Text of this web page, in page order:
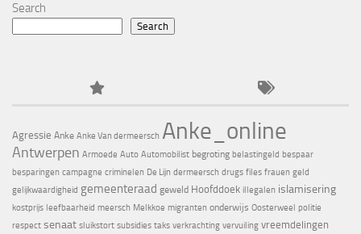
Search
Search
Agressie Anke Anke Van dermeersch Anke_online
Antwerpen Armoede Auto Automobilist begroting belastingeld bespaar
besparingen campagne criminelen De Lijn dermeersch drugs files frauen geld
gelijkwaardigheid gemeenteraad geweld Hoofddoek illegalen islamisering
kostprijs leefbaarheid meersch Melkkoe migranten onderwijs Oosterweel politie
respect senaat sluikstort subsidies taks verkrachting vervuiling vreemdelingen